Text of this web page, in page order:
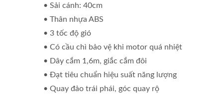
• Sải cánh: 40cm
• Thân nhựa ABS
• 3 tốc độ gió
• Có cầu chì bảo vệ khi motor quá nhiệt
• Dây cắm 1,6m, giắc cắm đôi
• Đạt tiêu chuẩn hiệu suất năng lượng
• Quay đảo trái phái, góc quay rộ